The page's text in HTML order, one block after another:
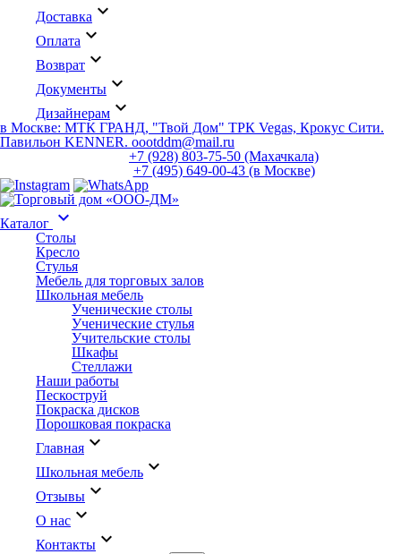
Доставка keyboard_arrow_down
Оплата keyboard_arrow_down
Возврат keyboard_arrow_down
Документы keyboard_arrow_down
Дизайнерам keyboard_arrow_down
в Москве: МТК ГРАНД, "Твой Дом" ТРК Vegas, Крокус Сити.
Павильон KENNER. oootddm@mail.ru
+7 (928) 803-75-50 (Махачкала)
+7 (495) 649-00-43 (в Москве)
Каталог keyboard_arrow_down
Столы
Кресло
Стулья
Мебель для торговых залов
Школьная мебель
Ученические столы
Ученические стулья
Учительские столы
Шкафы
Стеллажи
Наши работы
Пескоструй
Покраска дисков
Порошковая покраска
Главная keyboard_arrow_down
Школьная мебель keyboard_arrow_down
Отзывы keyboard_arrow_down
О нас keyboard_arrow_down
Контакты keyboard_arrow_down